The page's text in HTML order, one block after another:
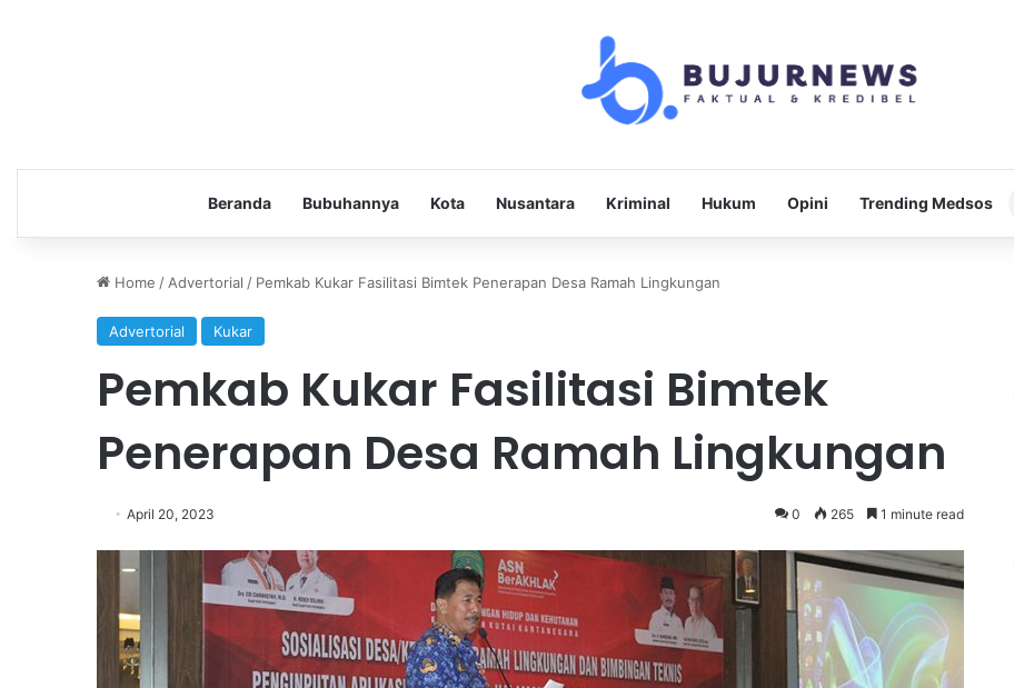
Beranda Bubuhannya Kota Nusantara Kriminal Hukum Opini Trending Medsos
Home / Advertorial / Pemkab Kukar Fasilitasi Bimtek Penerapan Desa Ramah Lingkungan
Advertorial Kukar
Pemkab Kukar Fasilitasi Bimtek
Penerapan Desa Ramah Lingkungan
April 20, 2023 0 265 1 minute read